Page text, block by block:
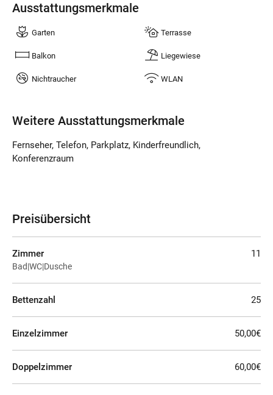
Ausstattungsmerkmale
Garten Terrasse
Balkon Liegewiese
Nichtraucher WLAN
Weitere Ausstattungsmerkmale
Fernseher, Telefon, Parkplatz, Kinderfreundlich,
Konferenzraum
Preisübersicht
Zimmer
Bad|WC|Dusche
11
Bettenzahl 25
Einzelzimmer 50,00€
Doppelzimmer 60,00€